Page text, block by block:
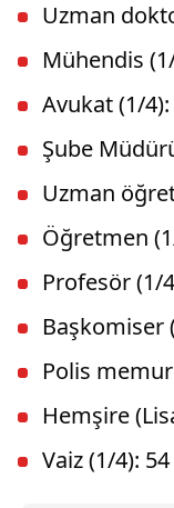
Uzman
Mühendis
Avukat (1/
Şube
Uzman
Öğretmen
Profesör (1/
Başkomiser
Polis
Hemşire
Vaiz (1/4):